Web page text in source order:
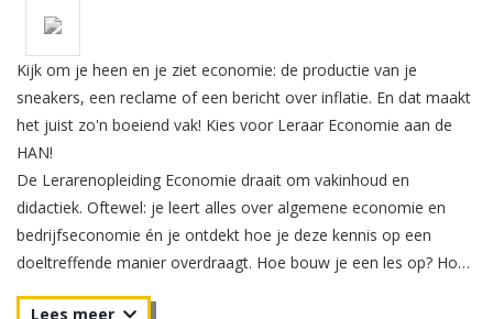
Kijk om je heen en je ziet economie: de productie van je
sneakers, een reclame of een bericht over inflatie. En dat maakt
het juist zo'n boeiend vak! Kies voor Leraar Economie aan de
HAN!
De Lerarenopleiding Economie draait om vakinhoud en
didactiek. Oftewel: je leert alles over algemene economie en
bedrijfseconomie én je ontdekt hoe je deze kennis op een
doeltreffende manier overdraagt. Hoe bouw je een les op? Hoe